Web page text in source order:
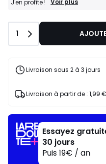
J'en profite !
articles
J'en
Voir plus
Quantité
1
Livraison sous 2 à 3 jours
Livraison à partir de : 1,99 €
Essayez
30 jours
Puis 19€ / an